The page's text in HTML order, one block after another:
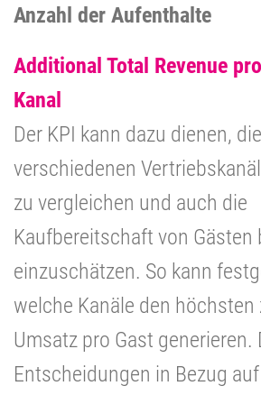
Anzahl der Aufenthalte
Additional Total Revenue
Kanal
Der KPI kann dazu dienen,
verschiedenen
zu vergleichen und auch die
Kaufbereitschaft von Gästen
einzuschätzen. So kann
welche Kanäle den
Umsatz pro Gast generieren.
Entscheidungen in Bezug auf